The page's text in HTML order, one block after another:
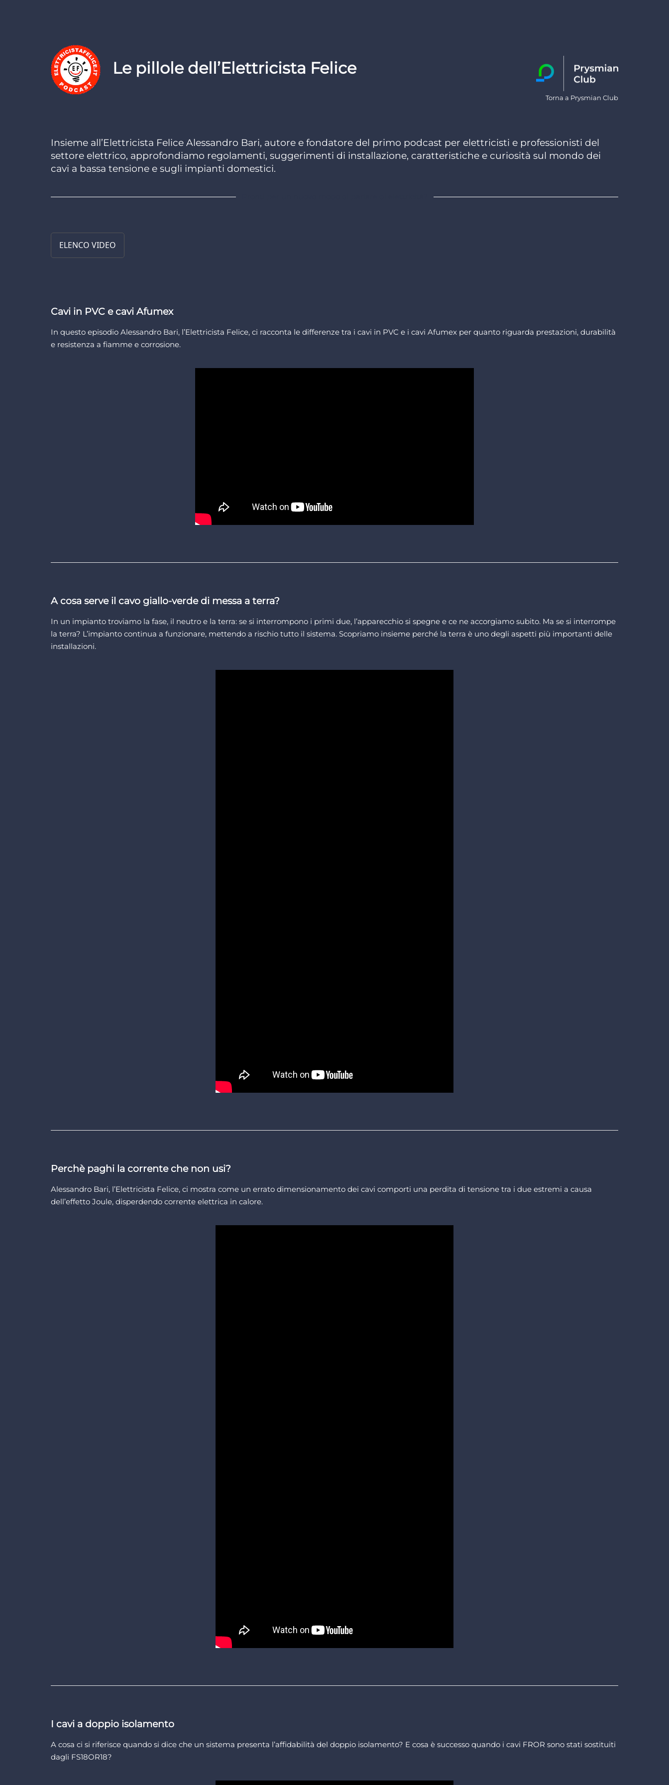
Le pillo le dell’Elettricista Felice
Torna a Prysmian Club
Insieme all’Elettricista Felice Alessandro Bari, autore e fondatore del primo podcast per elettricisti e professionisti del
settore elettrico, approfondiamo regolamenti, suggerimenti di installazione, caratteristiche e curiosità sul mondo dei
cavi a bassa tensione e sugli impianti domestici.
ELENCO VIDEO
Cavi in PVC e cavi Afumex
In questo episodio Alessandro Bari, l’Elettricista Felice, ci racconta le differenze tra i cavi in PVC e i cavi Afumex per quanto riguarda prestazioni, durabilità
e resistenza a fiamme e corrosione.
A cosa serve il cavo giallo-verde di messa a terra?
In un impianto troviamo la fase, il neutro e la terra: se si interrompono i primi due, l’apparecchio si spegne e ce ne accorgiamo subito. Ma se si interrompe
la terra? L’impianto continua a funzionare, mettendo a rischio tutto il sistema. Scopriamo insieme perché la terra è uno degli aspetti più importanti delle
installazioni.
Perchè paghi la corrente che non usi?
Alessandro Bari, l’Elettricista Felice, ci mostra come un errato dimensionamento dei cavi comporti una perdita di tensione tra i due estremi a causa
dell’effetto Joule, disperdendo corrente elettrica in calore.
I cavi a doppio isolamento
A cosa ci si riferisce quando si dice che un sistema presenta l’affidabilità del doppio isolamento? E cosa è successo quando i cavi FROR sono stati sostituiti
dagli FS18OR18?